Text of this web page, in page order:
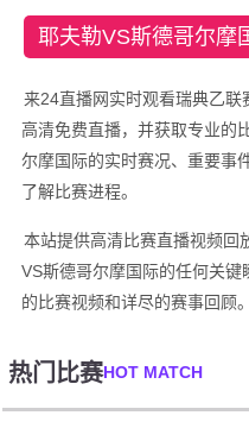
耶夫勒VS斯德哥尔摩
来24直播网实时观看瑞典乙联
高清免费直播，并获取专业的
尔摩国际的实时赛况、重要事
了解比赛进程。
本站提供高清比赛直播视频回
VS斯德哥尔摩国际的任何关
的比赛视频和详尽的赛事回顾。
热门比赛HOT MATCH